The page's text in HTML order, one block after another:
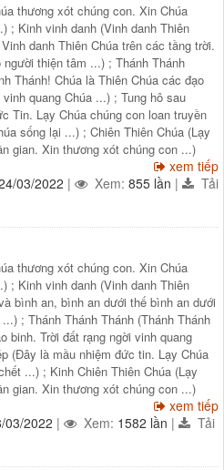
thương xót chúng con. Xin Chúa
; Kinh vinh danh (Vinh danh Thiên
danh Thiên Chúa trên các tầng trời.
thiện tâm ...) ; Thánh Thánh
Thánh! Chúa là Thiên Chúa các đạo
quang Chúa ...) ; Tung hô sau
Tin. Lạy Chúa chúng con loan truyền
sống lại ...) ; Chiên Thiên Chúa (Lạy
gian. Xin thương xót chúng con ...)
xem tiếp
03/2022 | Xem: 855 lần |
Tải
thương xót chúng con. Xin Chúa
; Kinh vinh danh (Vinh danh Thiên
bình an, bình an dưới thế bình an dưới
; Thánh Thánh Thánh (Thánh Thánh
binh. Trời đất rạng ngời vinh quang
(Đây là mầu nhiệm đức tin. Lạy Chúa
...) ; Kinh Chiên Thiên Chúa (Lạy
gian. Xin thương xót chúng con ...)
xem tiếp
03/2022 | Xem: 1582 lần |
Tải